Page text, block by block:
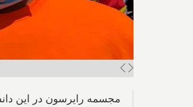
مجسمه رایرسون در این